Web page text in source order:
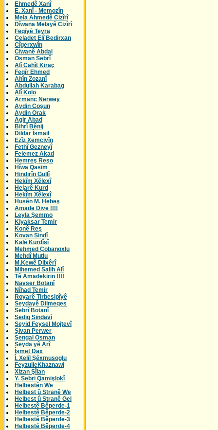
Ehmedê Xanî
E. Xanî - Memozîn
Mela Ahmedê Cizîrî
Dîwana Melayê Cizîrî
Feqîyê Teyra
Celadet Elî Bedirxan
Cîgerxwîn
Ciwanê Abdal
Osman Sebrî
Alî Cahît Kiraç
Feqîr Ehmed
Ahîn Zozanî
Abdullah Karabag
Alî Kolo
Armanc Nerwey
Aydin Coşun
Aydin Orak
Agir Abad
Bihrî Bênij
Dildar Îsmail
Ezîz Xemcivîn
Fethî Gezneyî
Felemez Akad
Hemreş Reşo
Hîwa Qasim
Hindirîn Gullî
Hekîm Xêlexî
Hejarê Kurd
Hekîm Xêlexî
Husên M. Hebeş
Amade Dive !!!!
Leyla Şemmo
Kiyaksar Temir
Konê Reş
Kovan Sindî
Kalê Kurdîsî
Mehmed Çobanoxlu
Mehdî Mutlu
M.Kewê Dilxêrî
Mihemed Salih Alî
Tê Amadekirin !!!!
Navser Botanî
Nîhad Temir
Royarê Tirbesipîyê
Seydayê Dilmeqes
Sebrî Botanî
Sediq Sindavî
Seyid Feysel Mojtevî
Şivan Perwer
Şengal Osman
Seyda yê Arî
Îsmet Dax
Î. Xelîl Şêxmusoglu
FeyzulleKhaznawi
Xizan Şîlan
Y. Sebri Qamişlokî
Helbestên We
Helbest û Stranê We
Helbest û Stranê Gel
Helbestê Bêperde-1
Helbestê Bêperde-2
Helbestê Bêperde-3
Helbestê Bêperde-4